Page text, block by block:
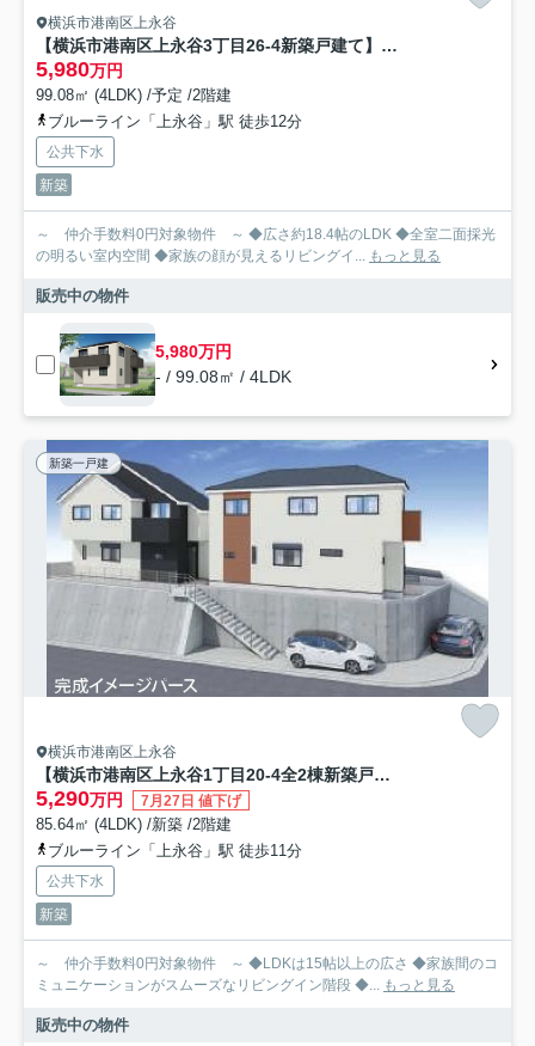
横浜市港南区上永谷
【横浜市港南区上永谷3丁目26-4新築戸建て】★仲介手数料無料★（永野小学校・東永谷中学校）
5,980万円
99.08㎡ (4LDK) /予定 /2階建
ブルーライン「上永谷」駅 徒歩12分
公共下水
新築
～ 仲介手数料0円対象物件 ～ ◆広さ約18.4帖のLDK ◆全室二面採光
の明るい室内空間 ◆家族の顔が見えるリビングイ... もっと見る
販売中の物件
5,980万円
- / 99.08㎡ / 4LDK
新築一戸建
横浜市港南区上永谷
【横浜市港南区上永谷1丁目20-4全2棟新築戸建て】★仲介手数料無料★（相武山小学校・東永谷中学校）
5,290万円 7月27日 値下げ
85.64㎡ (4LDK) /新築 /2階建
ブルーライン「上永谷」駅 徒歩11分
公共下水
新築
～ 仲介手数料0円対象物件 ～ ◆LDKは15帖以上の広さ ◆家族間のコ
ミュニケーションがスムーズなリビングイン階段 ◆... もっと見る
販売中の物件